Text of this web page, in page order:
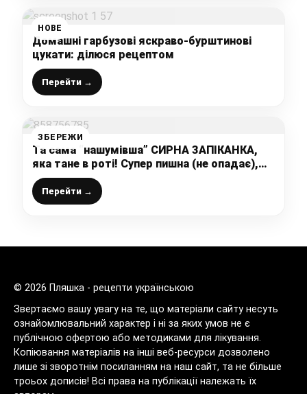
НОВЕ
Домашні гарбузові яскраво-бурштинові
цукати: ділюся рецептом
Перейти →
ЗБЕРЕЖИ
Та сама “нашумівша” СИРНА ЗАПІКАНКА,
яка тане в роті! Супер пишна (не опадає),
дуже ніжна і смачна
Перейти →
© 2026 Пляшка - рецепти українською
Звертаємо вашу увагу на те, що матеріали сайту несуть
ознайомлювальний характер і ні за яких умов не є
публічною офертою або методиками для лікування.
Копіювання матеріалів на інші веб-ресурси дозволено
лише зі зворотнім посиланням на наш сайт, та не більше
троьох дописів! Всі права на публікації належать їх